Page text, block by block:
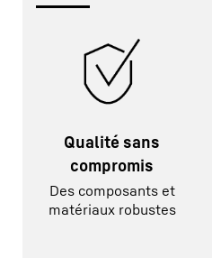
Qualité sans
compromis
Des composants et
matériaux robustes